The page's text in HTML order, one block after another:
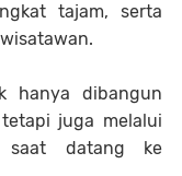
tajam, serta
hanya dibangun
juga melalui
saat datang ke